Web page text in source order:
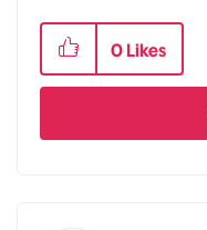
0 Likes